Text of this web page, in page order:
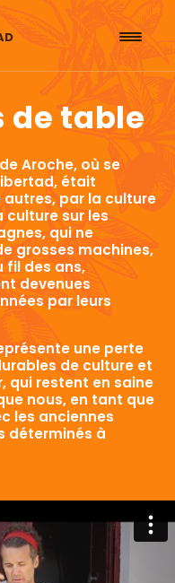
de table
Aroche, où se
était
par la culture
culture sur les
qui ne
grosses machines,
fil des ans,
devenues
par leurs
une perte
de culture et
qui restent en saine
nous, en tant que
les anciennes
déterminés à